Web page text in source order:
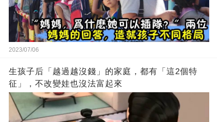
2023/07/06
生孩子后「越過越沒錢」的家庭，都有「這2個特
征」，不改變娃也沒法富起來